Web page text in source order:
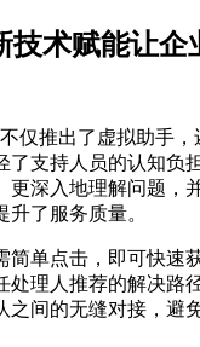
技术赋能让企
不仅推出了虚拟助手
了支持人员的认知负
更深入地理解问题，
了服务质量。
简单点击，即可快速
处理人推荐的解决路
之间的无缝对接，避